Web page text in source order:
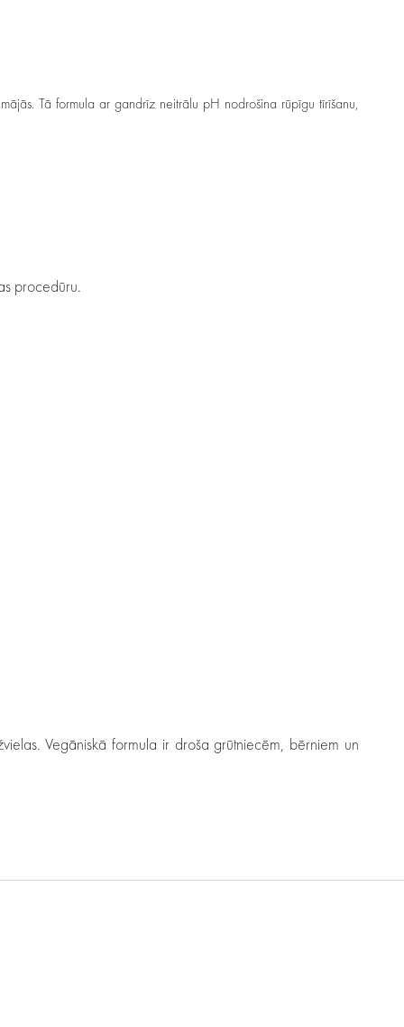
Tā formula ar gandrīz neitrālu pH nodrošina rūpīgu tīrīšanu,
procedūru.
Vegāniskā formula ir droša grūtniecēm, bērniem un